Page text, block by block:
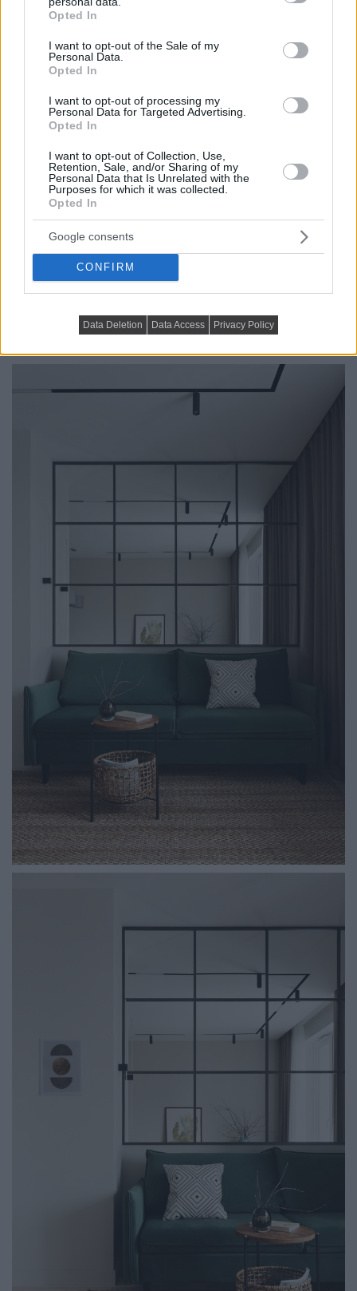
grant or deny consent to Google and its third-party tags to
use your data for below specified purposes in below Google
consent section.
Opted In
I want to opt-out of the Sale of my
Personal Data.
Opted In
I want to opt-out of processing my
Personal Data for Targeted Advertising.
Opted In
I want to opt-out of Collection, Use,
Retention, Sale, and/or Sharing of my
Personal Data that Is Unrelated with the
Purposes for which it was collected.
Opted In
Google consents
CONFIRM
Data Deletion Data Access Privacy Policy